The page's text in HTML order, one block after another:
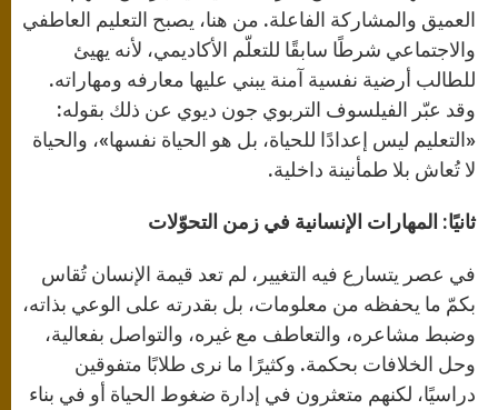
العميق والمشاركة الفاعلة. من هنا، يصبح التعليم العاطفي
والاجتماعي شرطًا سابقًا للتعلّم الأكاديمي، لأنه يهيئ
للطالب أرضية نفسية آمنة يبني عليها معارفه ومهاراته.
وقد عبّر الفيلسوف التربوي جون ديوي عن ذلك بقوله:
«التعليم ليس إعدادًا للحياة، بل هو الحياة نفسها»، والحياة
لا تُعاش بلا طمأنينة داخلية.
ثانيًا: المهارات الإنسانية في زمن التحوّلات
في عصر يتسارع فيه التغيير، لم تعد قيمة الإنسان تُقاس
بكمّ ما يحفظه من معلومات، بل بقدرته على الوعي بذاته،
وضبط مشاعره، والتعاطف مع غيره، والتواصل بفعالية،
وحل الخلافات بحكمة. وكثيرًا ما نرى طلابًا متفوقين
دراسيًا، لكنهم متعثرون في إدارة ضغوط الحياة أو في بناء